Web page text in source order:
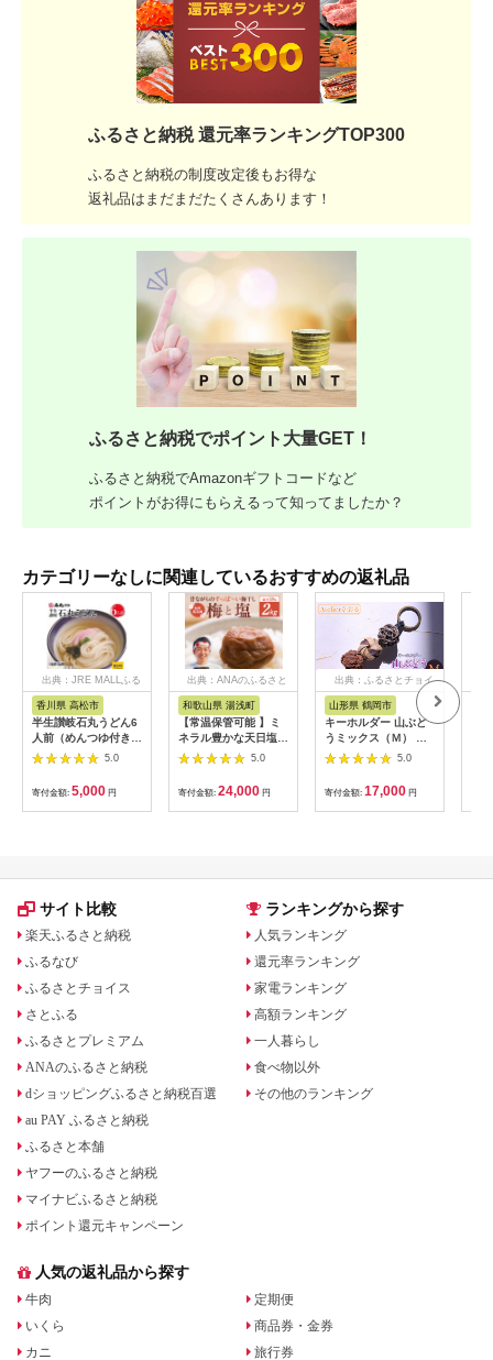
ふるさと納税 還元率ランキングTOP300
ふるさと納税の制度改定後もお得な
返礼品はまだまだたくさんあります！
ふるさと納税でポイント大量GET！
ふるさと納税でAmazonギフトコードなど
ポイントがお得にもらえるって知ってましたか？
カテゴリーなしに関連しているおすすめの返礼品
出典：JRE MALLふる
さと納税
香川県 高松市
半生讃岐石丸うどん6
人前（めんつゆ付き）
麺300g×2袋
5.0
寄付金額: 5,000 円
出典：ANAのふるさと
和歌山県 湯浅町
【常温保管可能 】ミ
ネラル豊かな天日塩だ
けで漬けた無添加梅干
し2kg 梅ボーイズ｜
B201_EP6024
5.0
寄付金額: 24,000 円
出典：ふるさとチョイ
山形県 鶴岡市
キーホルダー 山ぶど
うミックス（Ｍ） 山
形県鶴岡市 アトリエ
かおる | 山葡萄 雑貨
キーホルダー ギフト
贈り物 お取り寄せ 返
礼品
5.0
寄付金額: 17,000 円
サイト比較
楽天ふるさと納税
ふるなび
ふるさとチョイス
さとふる
ふるさとプレミアム
ANAのふるさと納税
dショッピングふるさと納税百選
au PAY ふるさと納税
ふるさと本舗
ヤフーのふるさと納税
マイナビふるさと納税
ポイント還元キャンペーン
ランキングから探す
人気ランキング
還元率ランキング
家電ランキング
高額ランキング
一人暮らし
食べ物以外
その他のランキング
人気の返礼品から探す
牛肉
いくら
カニ
定期便
商品券・金券
旅行券